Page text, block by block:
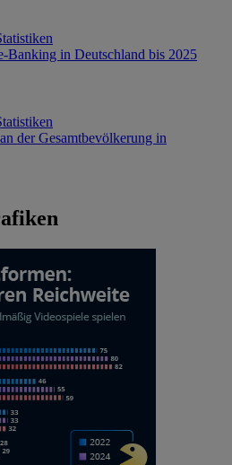
in Deutschland bis 2025
der Gesamtbevölkerung in